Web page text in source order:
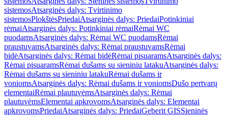
sistemosAtsarginės dalys: Tvirtinimo
sistemosPlokštėsPriedaiAtsarginės dalys: PriedaiPotinkiniai
rėmaiAtsarginės dalys: Potinkiniai rėmaiRėmai WC
puodamsAtsarginės dalys: Rėmai WC puodamsRėmai
praustuvamsAtsarginės dalys: Rėmai praustuvamsRėmai
bidėAtsarginės dalys: Rėmai bidėRėmai pisuaramsAtsarginės dalys:
Rėmai pisuaramsRėmai dušams su sieniniu latakuAtsarginės dalys:
Rėmai dušams su sieniniu latakuRėmai dušams ir
voniomsAtsarginės dalys: Rėmai dušams ir voniomsDušo pertvarų
elementaiRėmai plautuvėmsAtsarginės dalys: Rėmai
plautuvėmsElementai apkrovomsAtsarginės dalys: Elementai
apkrovomsPriedaiAtsarginės dalys: PriedaiGeberit GISSieninės